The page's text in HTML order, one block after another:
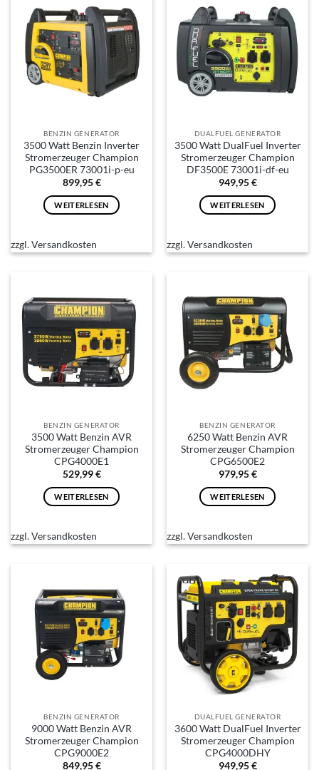
BENZIN GENERATOR
3500 Watt Benzin Inverter
Stromerzeuger Champion
PG3500ER 73001i-p-eu
899,95€
WEITERLESEN
zzgl.Versandkosten
DUALFUEL GENERATOR
3500 Watt DualFuel Inverter
Stromerzeuger Champion
DF3500E 73001i-df-eu
949,95€
WEITERLESEN
zzgl.Versandkosten
BENZIN GENERATOR
3500 Watt Benzin AVR
Stromerzeuger Champion
CPG4000E1
529,99€
WEITERLESEN
zzgl.Versandkosten
BENZIN GENERATOR
6250 Watt Benzin AVR
Stromerzeuger Champion
CPG6500E2
979,95€
WEITERLESEN
zzgl.Versandkosten
BENZIN GENERATOR
9000 Watt Benzin AVR
Stromerzeuger Champion
CPG9000E2
849,95€
DUALFUEL GENERATOR
3600 Watt DualFuel Inverter
Stromerzeuger Champion
CPG4000DHY
949,95€